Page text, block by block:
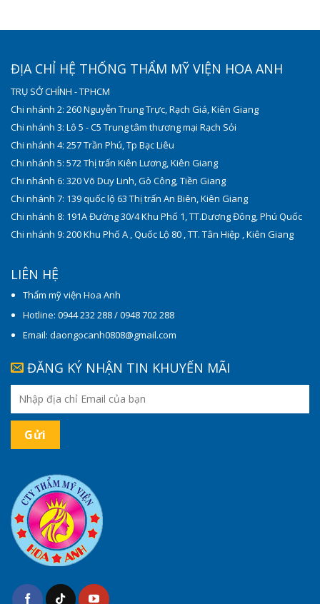
ĐỊA CHỈ HỆ THỐNG THẨM MỸ VIỆN HOA ANH
TRỤ SỞ CHÍNH - TPHCM
Chi nhánh 2: 260 Nguyễn Trung Trực, Rạch Giá, Kiên Giang
Chi nhánh 3: Lô 5 - C5 Trung tâm thương mại Rạch Sỏi
Chi nhánh 4: 257 Trần Phú, Tp Bạc Liêu
Chi nhánh 5: 572 Thị trấn Kiên Lương, Kiên Giang
Chi nhánh 6: 320 Võ Duy Linh, Gò Công, Tiền Giang
Chi nhánh 7: 139 quốc lộ 63 Thị trấn An Biên, Kiên Giang
Chi nhánh 8: 191A Đường 30/4 Khu Phố 1, TT.Dương Đông, Phú Quốc
Chi nhánh 9: 200 Khu Phố A , Quốc Lộ 80 , TT. Tân Hiệp , Kiên Giang
LIÊN HỆ
Thẩm mỹ viện Hoa Anh
Hotline: 0944 232 288 / 0948 702 288
Email: daongocanh0808@gmail.com
ĐĂNG KÝ NHẬN TIN KHUYẾN MÃI